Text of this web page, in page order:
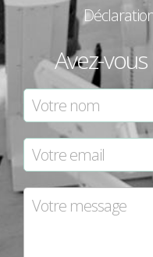
Avez-